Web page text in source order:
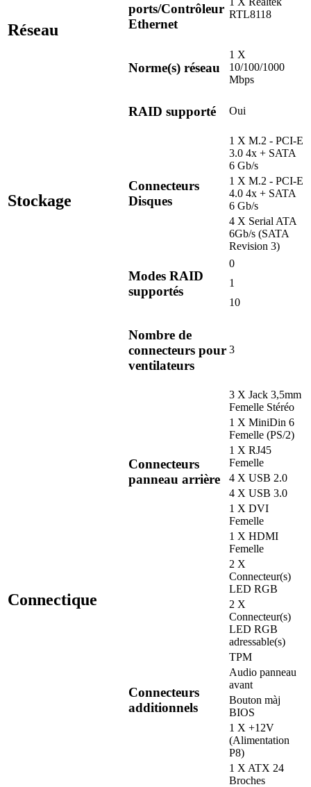
Réseau
ports/Contrôleur
Ethernet
RTL8118
Norme(s) réseau
1 X
10/100/1000
Mbps
Stockage
RAID supporté Oui
Connecteurs
Disques
1 X M.2 - PCI-E
3.0 4x + SATA
6 Gb/s
1 X M.2 - PCI-E
4.0 4x + SATA
6 Gb/s
4 X Serial ATA
6Gb/s (SATA
Revision 3)
Modes RAID
supportés
0
1
10
Connectique
Nombre de
connecteurs pour
ventilateurs
3
Connecteurs
panneau arrière
3 X Jack 3,5mm
Femelle Stéréo
1 X MiniDin 6
Femelle (PS/2)
1 X RJ45
Femelle
4 X USB 2.0
4 X USB 3.0
1 X DVI
Femelle
1 X HDMI
Femelle
Connecteurs
additionnels
2 X
Connecteur(s)
LED RGB
2 X
Connecteur(s)
LED RGB
adressable(s)
TPM
Audio panneau
avant
Bouton màj
BIOS
1 X +12V
(Alimentation
P8)
1 X ATX 24
Broches